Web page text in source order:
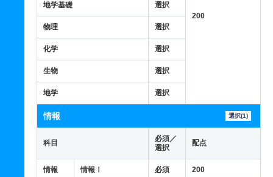
200
地学基礎 選択
物理 選択
化学 選択
生物 選択
地学 選択
情報 選択(1)
科目
必須／
選択
配点
情報 情報Ⅰ 必須 200